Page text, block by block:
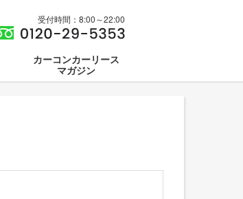
受付時間：8:00～22:00
カーコンカーリース
マガジン